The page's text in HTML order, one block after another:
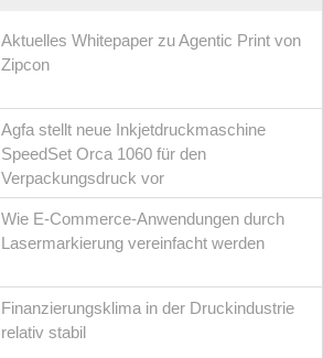
Aktuelles Whitepaper zu Agentic Print von
Zipcon
Agfa stellt neue Inkjetdruckmaschine
SpeedSet Orca 1060 für den
Verpackungsdruck vor
Wie E-Commerce-Anwendungen durch
Lasermarkierung vereinfacht werden
Finanzierungsklima in der Druckindustrie
relativ stabil